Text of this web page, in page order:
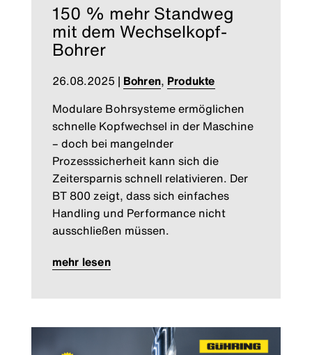
150 % mehr Standweg
mit dem Wechselkopf-
Bohrer
26.08.2025 | Bohren, Produkte
Modulare Bohrsysteme ermöglichen
schnelle Kopfwechsel in der Maschine
– doch bei mangelnder
Prozesssicherheit kann sich die
Zeitersparnis schnell relativieren. Der
BT 800 zeigt, dass sich einfaches
Handling und Performance nicht
ausschließen müssen.
mehr lesen